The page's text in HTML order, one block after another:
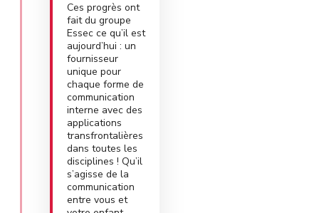
Ces progrès ont
fait du groupe
Essec ce qu’il est
aujourd’hui : un
fournisseur
unique pour
chaque forme de
communication
interne avec des
applications
transfrontalières
dans toutes les
disciplines ! Qu’il
s’agisse de la
communication
entre vous et